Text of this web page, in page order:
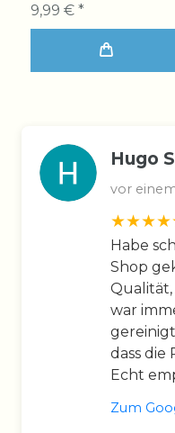
9,99 € *
Hugo
vor
Habe
Shop
war
dass
Echt
Zum